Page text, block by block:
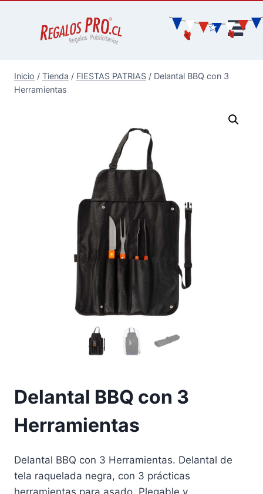
Inicio / Tienda / FIESTAS PATRIAS / Delantal BBQ con 3
Herramientas
Delantal BBQ con 3
Herramientas
Delantal BBQ con 3 Herramientas. Delantal de
tela raquelada negra, con 3 prácticas
herramientas para asado. Plegable y